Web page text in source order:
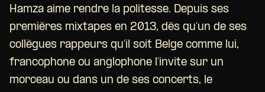
Hamza aime rendre la politesse. Depuis ses
premières mixtapes en 2013, dès qu’un de ses
collègues rappeurs qu’il soit Belge comme lui,
francophone ou anglophone l’invite sur un
morceau ou dans un de ses concerts, le